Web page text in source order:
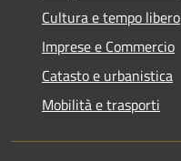
Cultura e tempo libero
Imprese e Commercio
Catasto e urbanistica
Mobilità e trasporti